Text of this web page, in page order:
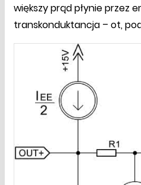
większy prąd płynie przez
transkonduktancja – ot,